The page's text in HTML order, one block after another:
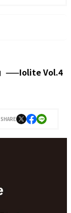
——Iolite Vol.4
SHARE